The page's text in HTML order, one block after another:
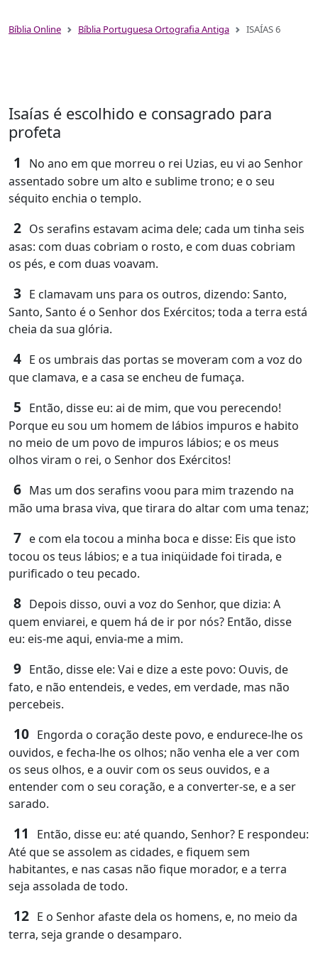
Bíblia Online Bíblia Portuguesa Ortografia Antiga ISAÍAS 6
Isaías é escolhido e consagrado para
profeta
1
No ano em que morreu o rei Uzias, eu vi ao Senhor
assentado sobre um alto e sublime trono; e o seu
séquito enchia o templo.
2 Os serafins estavam acima dele; cada um tinha seis
asas: com duas cobriam o rosto, e com duas cobriam
os pés, e com duas voavam.
3 E clamavam uns para os outros, dizendo: Santo,
Santo, Santo é o Senhor dos Exércitos; toda a terra está
cheia da sua glória.
4 E os umbrais das portas se moveram com a voz do
que clamava, e a casa se encheu de fumaça.
5 Então, disse eu: ai de mim, que vou perecendo!
Porque eu sou um homem de lábios impuros e habito
no meio de um povo de impuros lábios; e os meus
olhos viram o rei, o Senhor dos Exércitos!
6 Mas um dos serafins voou para mim trazendo na
mão uma brasa viva, que tirara do altar com uma tenaz;
7 e com ela tocou a minha boca e disse: Eis que isto
tocou os teus lábios; e a tua iniqüidade foi tirada, e
purificado o teu pecado.
8 Depois disso, ouvi a voz do Senhor, que dizia: A
quem enviarei, e quem há de ir por nós? Então, disse
eu: eis-me aqui, envia-me a mim.
9 Então, disse ele: Vai e dize a este povo: Ouvis, de
fato, e não entendeis, e vedes, em verdade, mas não
percebeis.
10 Engorda o coração deste povo, e endurece-lhe os
ouvidos, e fecha-lhe os olhos; não venha ele a ver com
os seus olhos, e a ouvir com os seus ouvidos, e a
entender com o seu coração, e a converter-se, e a ser
sarado.
11
Então, disse eu: até quando, Senhor? E respondeu:
Até que se assolem as cidades, e fiquem sem
habitantes, e nas casas não fique morador, e a terra
seja assolada de todo.
12 E o Senhor afaste dela os homens, e, no meio da
terra, seja grande o desamparo.